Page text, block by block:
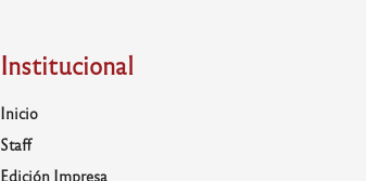
Institucional
Inicio
Staff
Edición Impresa